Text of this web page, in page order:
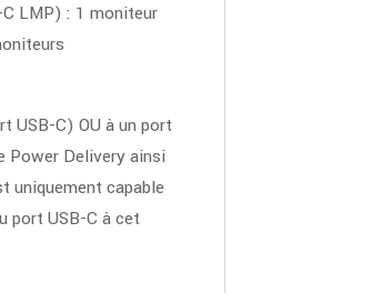
LMP) : 1 moniteur
USB-C) OU à un port
Power Delivery ainsi
uniquement capable
port USB-C à cet